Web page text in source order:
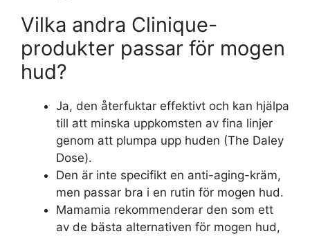
Vilka andra Clinique-
produkter passar för mogen
hud?
Ja, den återfuktar effektivt och kan hjälpa
till att minska uppkomsten av fina linjer
genom att plumpa upp huden (The Daley
Dose).
Den är inte specifikt en anti-aging-kräm,
men passar bra i en rutin för mogen hud.
Mamamia rekommenderar den som ett
av de bästa alternativen för mogen hud,